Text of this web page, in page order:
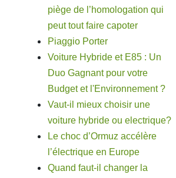
piège de l’homologation qui
peut tout faire capoter
Piaggio Porter
Voiture Hybride et E85 : Un
Duo Gagnant pour votre
Budget et l'Environnement ?
Vaut-il mieux choisir une
voiture hybride ou electrique?
Le choc d’Ormuz accélère
l’électrique en Europe
Quand faut-il changer la